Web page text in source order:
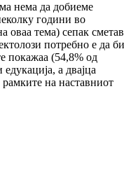
нема да добиеме
години во
оваа тема) сепак
потребно е да
покажаа (54,8% од
а двајца
на наставниот